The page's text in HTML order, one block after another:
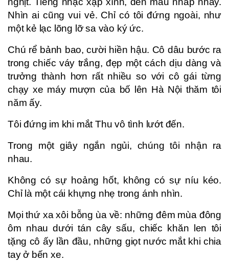
Nhìn ai cũng vui vẻ. Chỉ có tôi đứng ngoài, như
một kẻ lạc lõng lỡ sa vào ký ức.
Chú rể bảnh bao, cười hiền hậu. Cô dâu bước ra
trong chiếc váy trắng, đẹp một cách dịu dàng và
trưởng thành hơn rất nhiều so với cô gái từng
chạy xe máy mượn của bố lên Hà Nội thăm tôi
năm ấy.
Tôi đứng im khi mắt Thu vô tình lướt đến.
Trong một giây ngắn ngủi, chúng tôi nhận ra
nhau.
Không có sự hoảng hốt, không có sự níu kéo.
Chỉ là một cái khựng nhẹ trong ánh nhìn.
Mọi thứ xa xôi bỗng ùa về: những đêm mùa đông
ôm nhau dưới tán cây sấu, chiếc khăn len tôi
tặng cô ấy lần đầu, những giọt nước mắt khi chia
tay ở bến xe.